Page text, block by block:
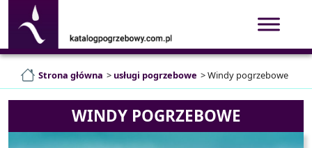
Strona główna > usługi pogrzebowe >Windy pogrzebowe
WINDY POGRZEBOWE